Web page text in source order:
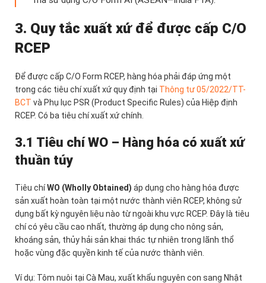
3. Quy tắc xuất xứ để được cấp C/O
RCEP
Để được cấp C/O Form RCEP, hàng hóa phải đáp ứng một
trong các tiêu chí xuất xứ quy định tại Thông tư 05/2022/TT-
BCT và Phụ lục PSR (Product Specific Rules) của Hiệp định
RCEP. Có ba tiêu chí xuất xứ chính.
3.1 Tiêu chí WO – Hàng hóa có xuất xứ
thuần túy
Tiêu chíWO (Wholly Obtained) áp dụng cho hàng hóa được
sản xuất hoàn toàn tại một nước thành viên RCEP, không sử
dụng bất kỳ nguyên liệu nào từ ngoài khu vực RCEP. Đây là tiêu
chí có yêu cầu cao nhất, thường áp dụng cho nông sản,
khoáng sản, thủy hải sản khai thác tự nhiên trong lãnh thổ
hoặc vùng đặc quyền kinh tế của nước thành viên.
Ví dụ: Tôm nuôi tại Cà Mau, xuất khẩu nguyên con sang Nhật